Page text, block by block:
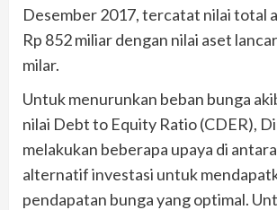
Desember 2017, tercatat nilai total
Rp 852 miliar dengan nilai aset
milar.
Untuk menurunkan beban bunga
nilai Debt to Equity Ratio (CDER),
melakukan beberapa upaya di
alternatif investasi untuk
pendapatan bunga yang optimal.